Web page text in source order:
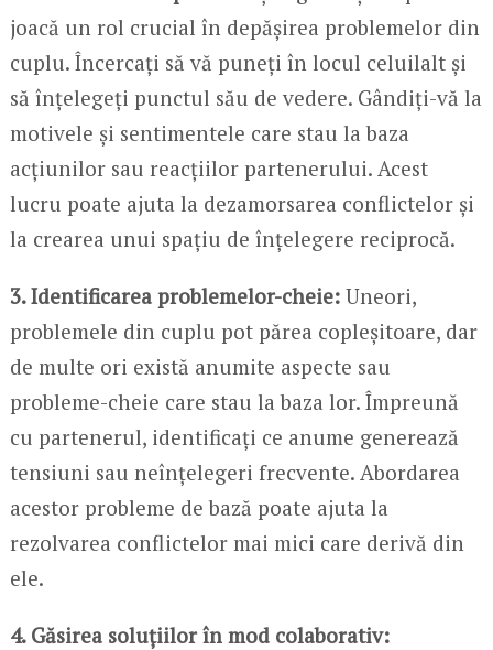
joacă un rol crucial în depășirea problemelor din
cuplu. Încercați să vă puneți în locul celuilalt și
să înțelegeți punctul său de vedere. Gândiți-vă la
motivele și sentimentele care stau la baza
acțiunilor sau reacțiilor partenerului. Acest
lucru poate ajuta la dezamorsarea conflictelor și
la crearea unui spațiu de înțelegere reciprocă.
3. Identificarea problemelor-cheie: Uneori,
problemele din cuplu pot părea copleșitoare, dar
de multe ori există anumite aspecte sau
probleme-cheie care stau la baza lor. Împreună
cu partenerul, identificați ce anume generează
tensiuni sau neînțelegeri frecvente. Abordarea
acestor probleme de bază poate ajuta la
rezolvarea conflictelor mai mici care derivă din
ele.
4. Găsirea soluțiilor în mod colaborativ: